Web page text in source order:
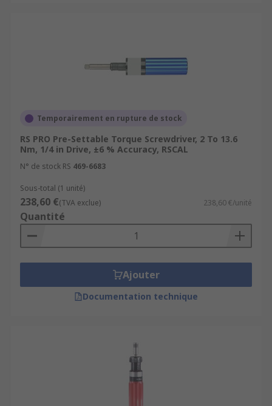
Temporairement en rupture de stock
RS PRO Pre-Settable Torque Screwdriver, 2 To 13.6
Nm, 1/4 in Drive, ±6 % Accuracy, RSCAL
N° de stock RS 469-6683
Sous-total (1 unité)
238,60 €(TVA exclue) 238,60 €/unité
Quantité
Ajouter
Documentation technique